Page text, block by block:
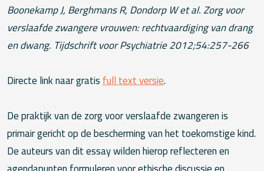
Boonekamp J, Berghmans R, Dondorp W et al. Zorg voor
verslaafde zwangere vrouwen:rechtvaardiging van drang
en dwang. Tijdschrift voor Psychiatrie 2012;54:257-266
Directe link naar gratisfull text versie.
De praktijk van de zorg voor verslaafde zwangeren is
primair gericht op de bescherming van het toekomstige kind.
De auteurs van dit essay wilden hierop reflecteren en